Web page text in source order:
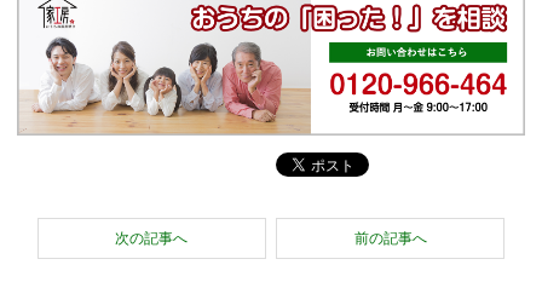
次の記事へ 前の記事へ